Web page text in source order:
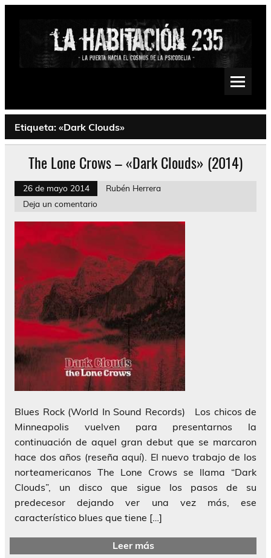
Saltar
Psychedelic, Stoner, Doom, Sludge, Fuzz, Space, Drone
Etiqueta: «Dark Clouds»
The Lone Crows – «Dark Clouds» (2014)
26 de mayo 2014
Rubén Herrera
Deja un comentario
Blues Rock (World In Sound Records) Los chicos de
Minneapolis vuelven para presentarnos la
continuación de aquel gran debut que se marcaron
hace dos años (reseña aquí). El nuevo trabajo de los
norteamericanos The Lone Crows se llama “Dark
Clouds”, un disco que sigue los pasos de su
predecesor dejando ver una vez más, ese
característico blues que tiene […]
Leer más